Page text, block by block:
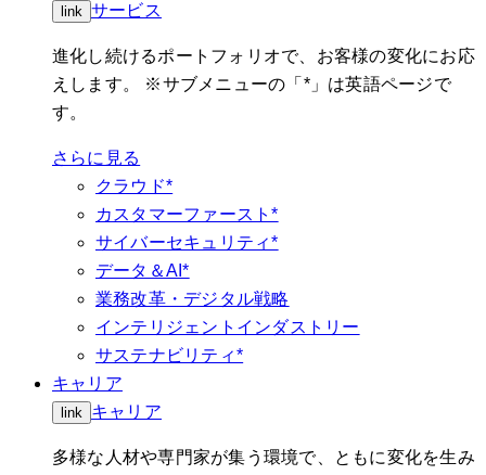
link サービス
進化し続けるポートフォリオで、お客様の変化にお応
えします。 ※サブメニューの「*」は英語ページで
す。
さらに見る
クラウド*
カスタマーファースト*
サイバーセキュリティ*
データ＆AI*
業務改革・デジタル戦略
インテリジェントインダストリー
サステナビリティ*
キャリア
link キャリア
多様な人材や専門家が集う環境で、ともに変化を生み